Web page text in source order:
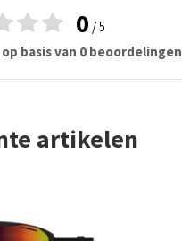
0 / 5
basis van 0 beoordelingen
artikelen